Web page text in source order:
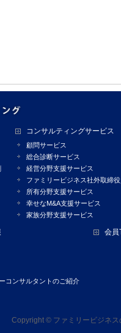
コンサルティングサービス
顧問サービス
総合診断サービス
経営分野支援サービス
ファミリービジネス社外取締
所有分野支援サービス
幸せなM&A支援サービス
家族分野支援サービス
コンサルタントのご紹介
会員
Copyright © ファミリービジネ